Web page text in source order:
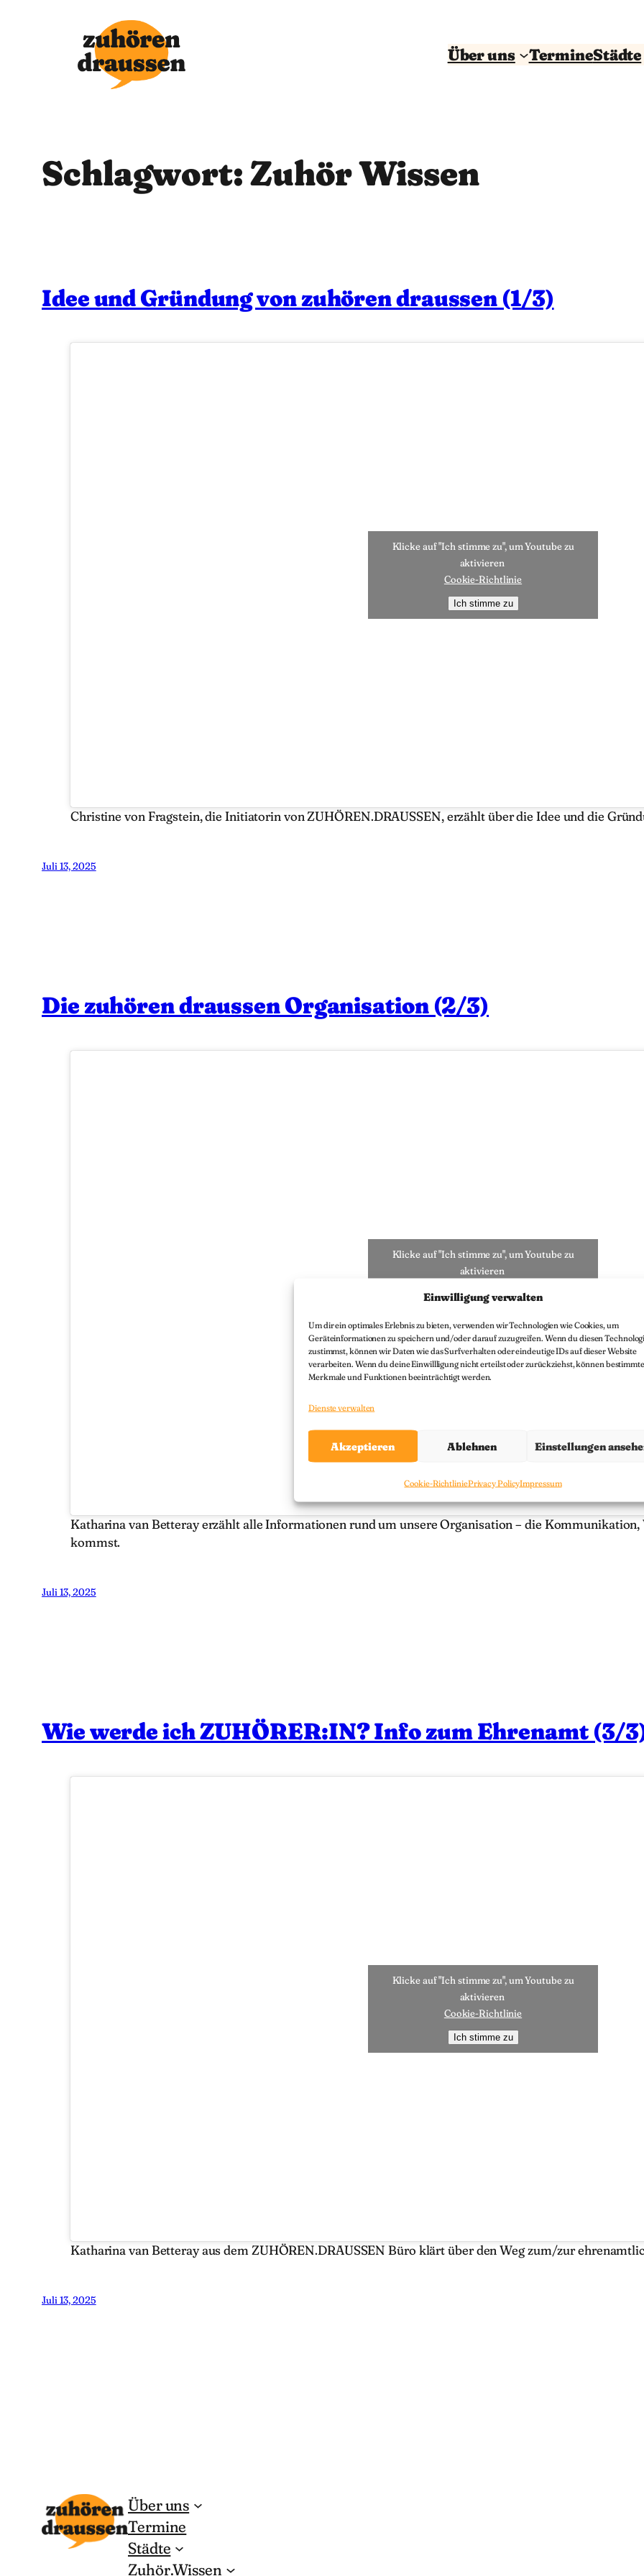
Einwilligung verwalten
Um dir ein optimales Erlebnis zu bieten, verwenden wir Technologien wie Cookies, um
Geräteinformationen zu speichern und/oder darauf zuzugreifen. Wenn du diesen
zustimmst, können wir Daten wie das Surfverhalten oder eindeutige IDs auf dieser Website
verarbeiten. Wenn du deine Einwillligung nicht erteilst oder zurückziehst, können bestimmte
Merkmale und Funktionen beeinträchtigt werden.
Dienste verwalten
Akzeptieren Ablehnen Einstellungen
Cookie-RichtliniePrivacy PolicyImpressum
Über uns TermineStädte
Schlagwort:Zuhör Wissen
Idee und Gründung von zuhören draussen (1/3)
Klicke auf "Ich stimme zu", um Youtube zu
aktivieren
Cookie-Richtlinie
Ich stimme zu
Christine von Fragstein, die Initiatorin von ZUHÖREN.DRAUSSEN, erzählt über die Idee und die
Juli 13, 2025
Die zuhören draussen Organisation (2/3)
Klicke auf "Ich stimme zu", um Youtube zu
aktivieren
Katharina van Betteray erzählt alle Informationen rund um unsere Organisation – die
kommst.
Juli 13, 2025
Wie werde ich ZUHÖRER:IN? Info zum Ehrenamt (3/
Klicke auf "Ich stimme zu", um Youtube zu
aktivieren
Cookie-Richtlinie
Ich stimme zu
Katharina van Betteray aus dem ZUHÖREN.DRAUSSEN Büro klärt über den Weg zum/zur
Juli 13, 2025
Über uns
Termine
Städte
Zuhör.Wissen